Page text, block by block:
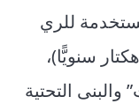
للري
19% (من 72.6 إلى 58.56 م³/هكتار سنويًّا)،
التحتية